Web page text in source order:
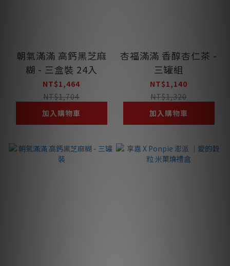
朝氣滿滿 高鈣黑芝麻
糊 - 三盒裝 24入
NT$1,464
NT$1,704
加入購物車
杏福滿滿 香醇杏仁茶 -
三罐組
NT$1,140
NT$1,320
加入購物車